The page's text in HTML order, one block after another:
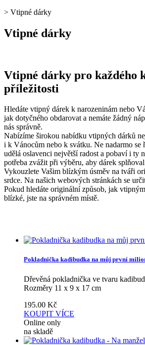
> Vtipné dárky
Vtipné dárky
Vtipné dárky pro každého
příležitosti
Hledáte vtipný dárek k narozeninám nebo
jak dotyčného obdarovat a nemáte žádný
nás správně.
Nabízíme širokou nabídku vtipných dárků
i k Vánocům nebo k svátku. Ne nadarmo se
udělá oslavenci největší radost a pobaví i ty
potřeba zvážit při výběru, aby dárek
Vykouzlete Vašim blízkým úsměv na tváři
srdce. Na našich webových stránkách se
Pokud hledáte originální způsob, jak
blízké, jste na správném místě.
Pokladnička kadibudka na můj první
Dřevěná pokladnička ve tvaru
Rozměry 11 x 9 x 17 cm
195.00 Kč
KOUPIT VÍCE
Online only
na skladě